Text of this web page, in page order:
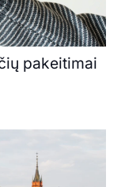
pakeitimai